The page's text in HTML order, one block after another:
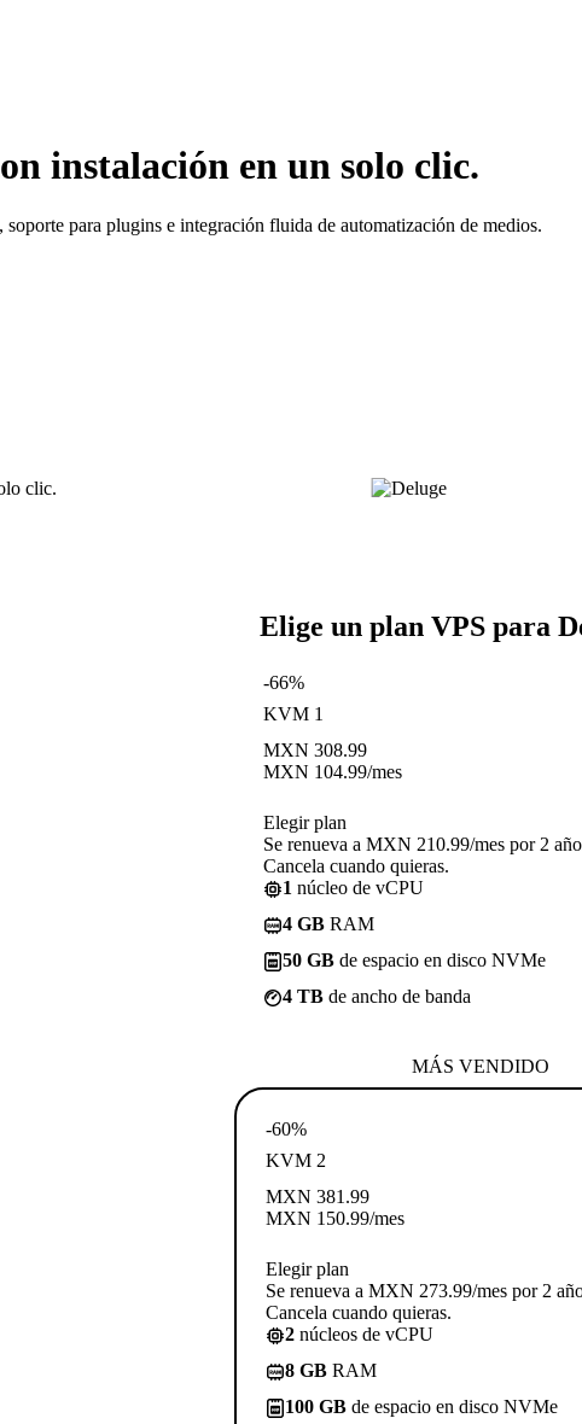
instalación en un solo clic.
para plugins e integración fluida de automatización de medios.
Elige un plan VPS para
-66%
KVM 1
MXN 308.99
MXN 104.99/mes
Elegir plan
Se renueva a MXN 210.99/mes por 2
Cancela cuando quieras.
1 núcleo de vCPU
4 GB RAM
50 GB de espacio en disco NVMe
4 TB de ancho de banda
MÁS VENDIDO
-60%
KVM 2
MXN 381.99
MXN 150.99/mes
Elegir plan
Se renueva a MXN 273.99/mes por 2
Cancela cuando quieras.
2 núcleos de vCPU
8 GB RAM
100 GB de espacio en disco NVMe